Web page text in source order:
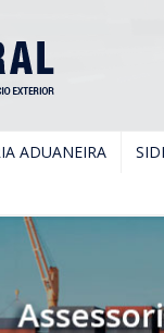
ADUANEIRA